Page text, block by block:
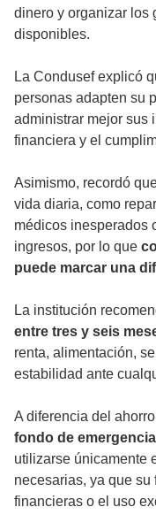
dinero y organizar los
disponibles.
La Condusef explicó
personas adapten su
administrar mejor sus
financiera y el
Asimismo, recordó
vida diaria, como
médicos inesperados
ingresos, por lo que
puede marcar una
La institución
entre tres y seis
renta, alimentación,
estabilidad ante
A diferencia del
fondo de
utilizarse únicamente
necesarias, ya que
financieras o el uso